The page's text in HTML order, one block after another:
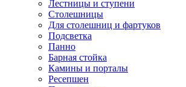
Лестницы и ступени
Столешницы
Для столешниц и фартуков
Подсветка
Панно
Барная стойка
Камины и порталы
Ресепшен